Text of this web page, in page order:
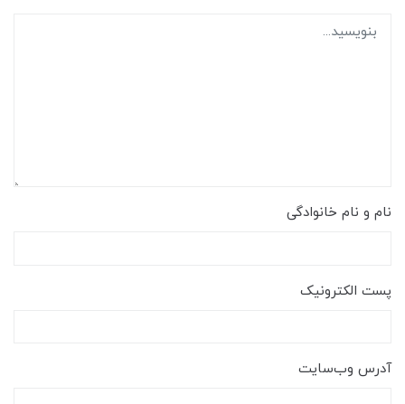
نام و نام خانوادگی
پست الکترونیک
آدرس وب‌سایت